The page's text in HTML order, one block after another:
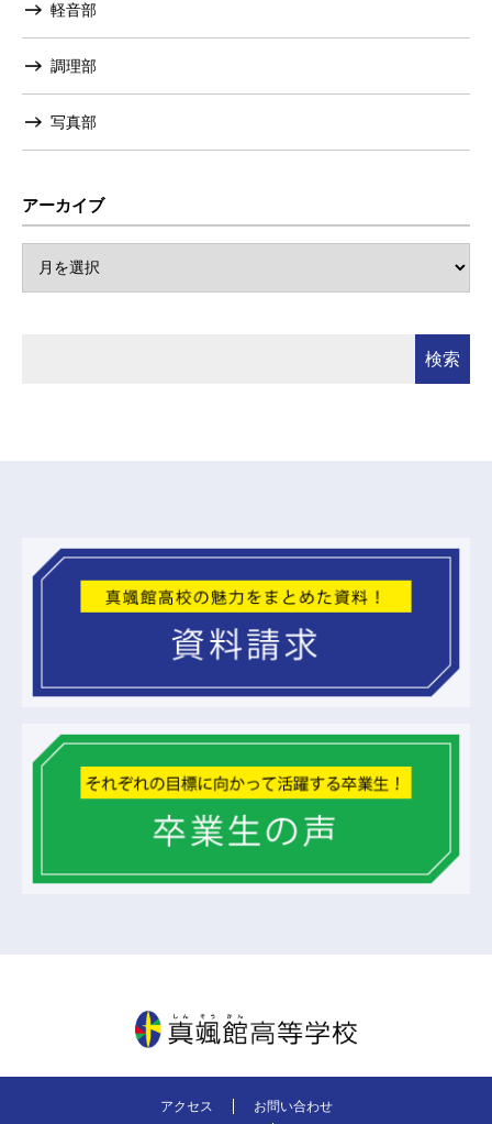
軽音部
調理部
写真部
アーカイブ
アクセス
お問い合わせ